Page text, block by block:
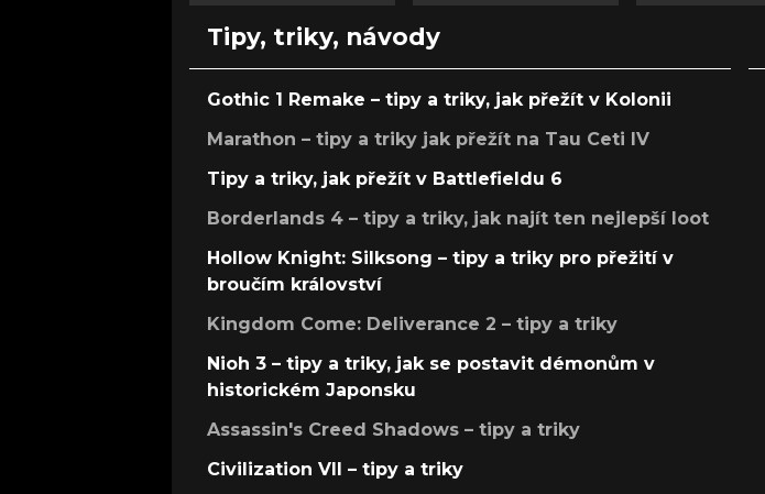
Tipy, triky, návody
Gothic 1 Remake – tipy a triky, jak přežít v Kolonii
Marathon – tipy a triky jak přežít na Tau Ceti IV
Tipy a triky, jak přežít v Battlefieldu 6
Borderlands 4 – tipy a triky, jak najít ten nejlepší loot
Hollow Knight: Silksong – tipy a triky pro přežití v
broučím království
Kingdom Come: Deliverance 2 – tipy a triky
Nioh 3 – tipy a triky, jak se postavit démonům v
historickém Japonsku
Assassin's Creed Shadows – tipy a triky
Civilization VII – tipy a triky